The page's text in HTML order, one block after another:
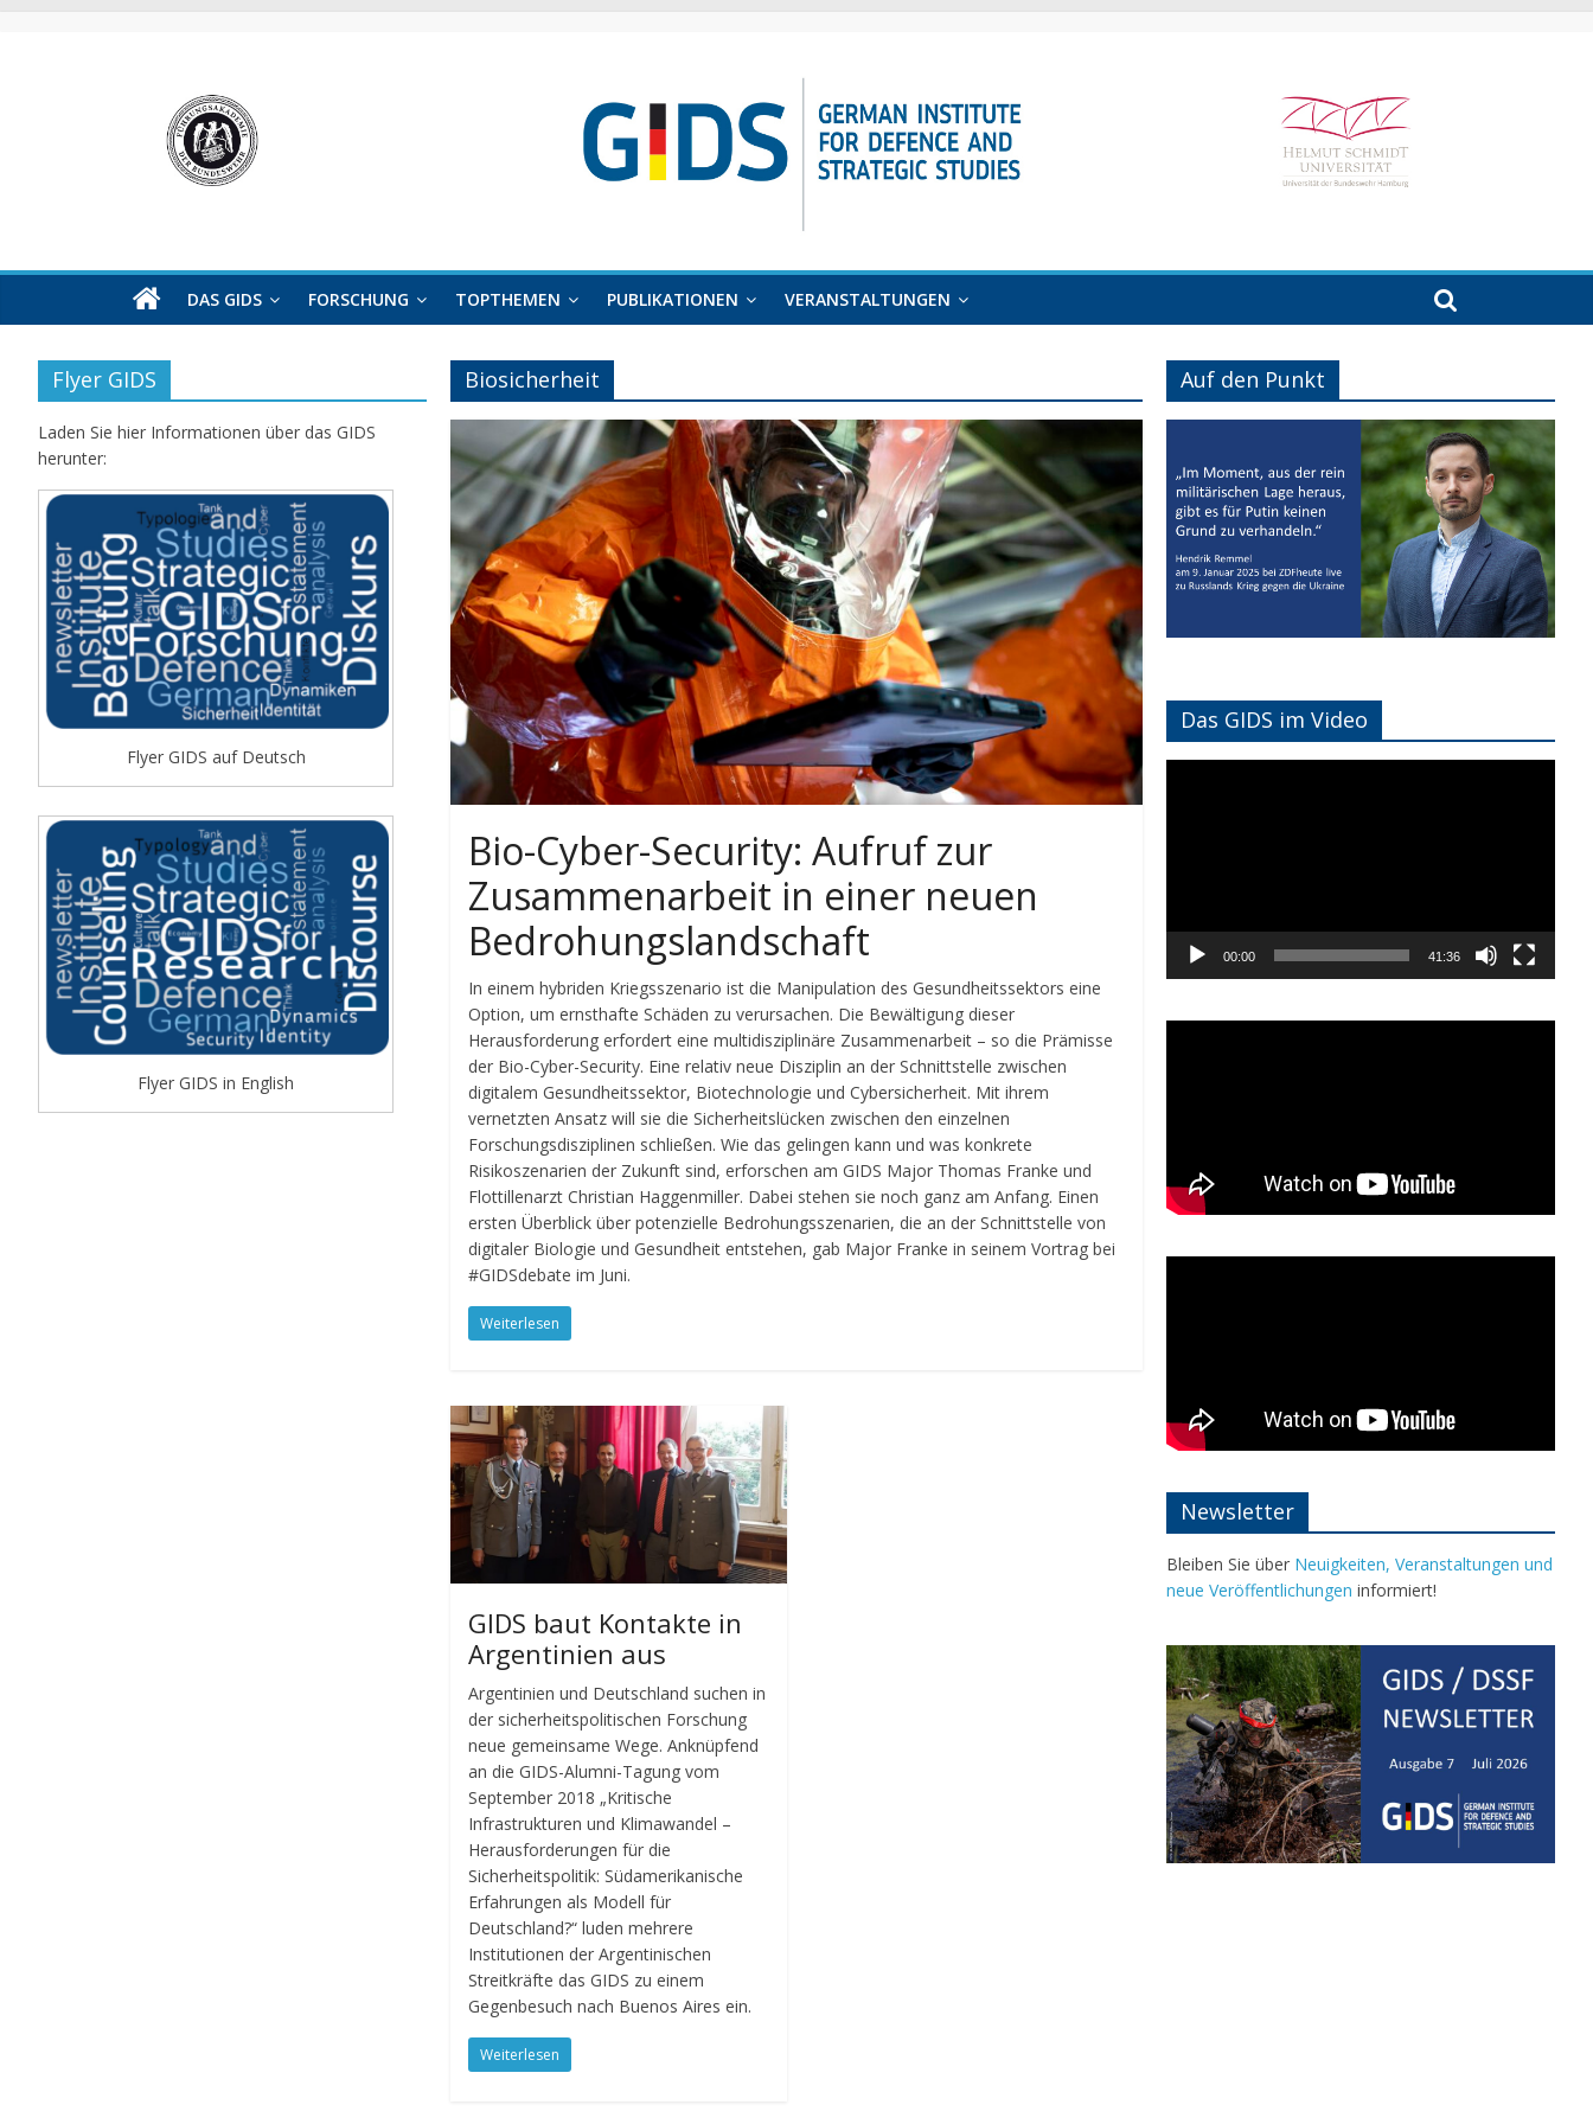
GIDS
for
Defence
Strategic
Studies
(GIDS)
DAS GIDS FORSCHUNG TOPTHEMEN PUBLIKATIONEN VERANSTALTUNGEN
Flyer GIDS
Laden Sie hier Informationen über das GIDS
herunter:
Flyer GIDS auf Deutsch
Flyer GIDS in English
Biosicherheit
Bio-Cyber-Security: Aufruf zur
Zusammenarbeit in einer neuen
Bedrohungslandschaft
In einem hybriden Kriegsszenario ist die Manipulation des Gesundheitssektors eine
Option, um ernsthafte Schäden zu verursachen. Die Bewältigung dieser
Herausforderung erfordert eine multidisziplinäre Zusammenarbeit – so die Prämisse
der Bio-Cyber-Security. Eine relativ neue Disziplin an der Schnittstelle zwischen
digitalem Gesundheitssektor, Biotechnologie und Cybersicherheit. Mit ihrem
vernetzten Ansatz will sie die Sicherheitslücken zwischen den einzelnen
Forschungsdisziplinen schließen. Wie das gelingen kann und was konkrete
Risikoszenarien der Zukunft sind, erforschen am GIDS Major Thomas Franke und
Flottillenarzt Christian Haggenmiller. Dabei stehen sie noch ganz am Anfang. Einen
ersten Überblick über potenzielle Bedrohungsszenarien, die an der Schnittstelle von
digitaler Biologie und Gesundheit entstehen, gab Major Franke in seinem Vortrag bei
#GIDSdebate im Juni.
Weiterlesen
GIDS baut Kontakte in
Argentinien aus
Argentinien und Deutschland suchen in
der sicherheitspolitischen Forschung
neue gemeinsame Wege. Anknüpfend
an die GIDS-Alumni-Tagung vom
September 2018 „Kritische
Infrastrukturen und Klimawandel –
Herausforderungen für die
Sicherheitspolitik: Südamerikanische
Erfahrungen als Modell für
Deutschland?“ luden mehrere
Institutionen der Argentinischen
Streitkräfte das GIDS zu einem
Gegenbesuch nach Buenos Aires ein.
Weiterlesen
Auf den Punkt
Das GIDS im Video
00:00 41:36
Newsletter
Bleiben Sie über Neuigkeiten, Veranstaltungen und
neue Veröffentlichungen informiert!